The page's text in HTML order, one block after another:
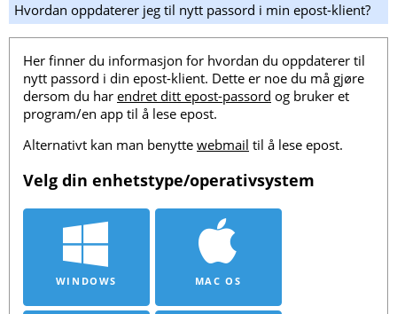
Hvordan oppdaterer jeg til nytt passord i min epost-klient?
Her finner du informasjon for hvordan du oppdaterer til
nytt passord i din epost-klient. Dette er noe du må gjøre
dersom du har endret ditt epost-passord og bruker et
program/en app til å lese epost.
Alternativt kan man benytte webmail til å lese epost.
Velg din enhetstype/operativsystem
WINDOWS MAC OS